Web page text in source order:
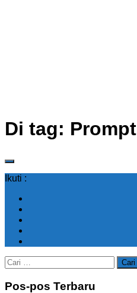
Di tag: Prompt
Ikuti :
Cari
untuk:
Pos-pos Terbaru